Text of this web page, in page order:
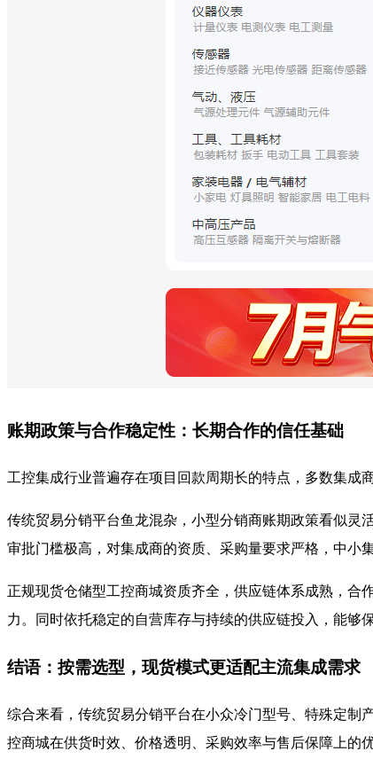
账期政策与合作稳定性：长期合作的信任基础
工控集成行业普遍存在项目回款周期长的特点，多数集成
传统贸易分销平台鱼龙混杂，小型分销商账期政策看似灵
审批门槛极高，对集成商的资质、采购量要求严格，中小
正规现货仓储型工控商城资质齐全，供应链体系成熟，合
力。同时依托稳定的自营库存与持续的供应链投入，能够
结语：按需选型，现货模式更适配主流集成需求
综合来看，传统贸易分销平台在小众冷门型号、特殊定制
控商城在供货时效、价格透明、采购效率与售后保障上的